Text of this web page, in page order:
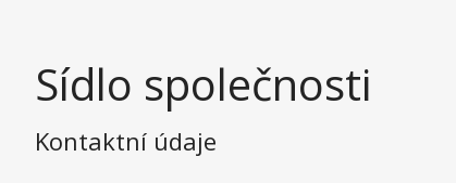
Sídlo společnosti
Kontaktní údaje